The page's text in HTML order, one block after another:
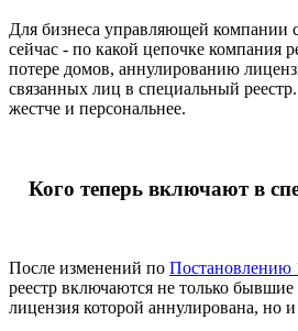
Для бизнеса управляющей
сейчас - по какой цепочке компания
потере домов, аннулированию
связанных лиц в специальный
жестче и персональнее.
Кого теперь включают в
После изменений по Постановлению
реестр включаются не только
лицензия которой аннулирована, но